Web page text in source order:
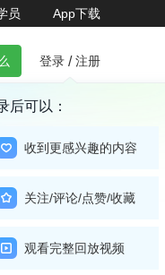
员 App下载
登录 / 注册
后可以：
收到更感兴趣的内容
关注/评论/点赞/收藏
观看完整回放视频